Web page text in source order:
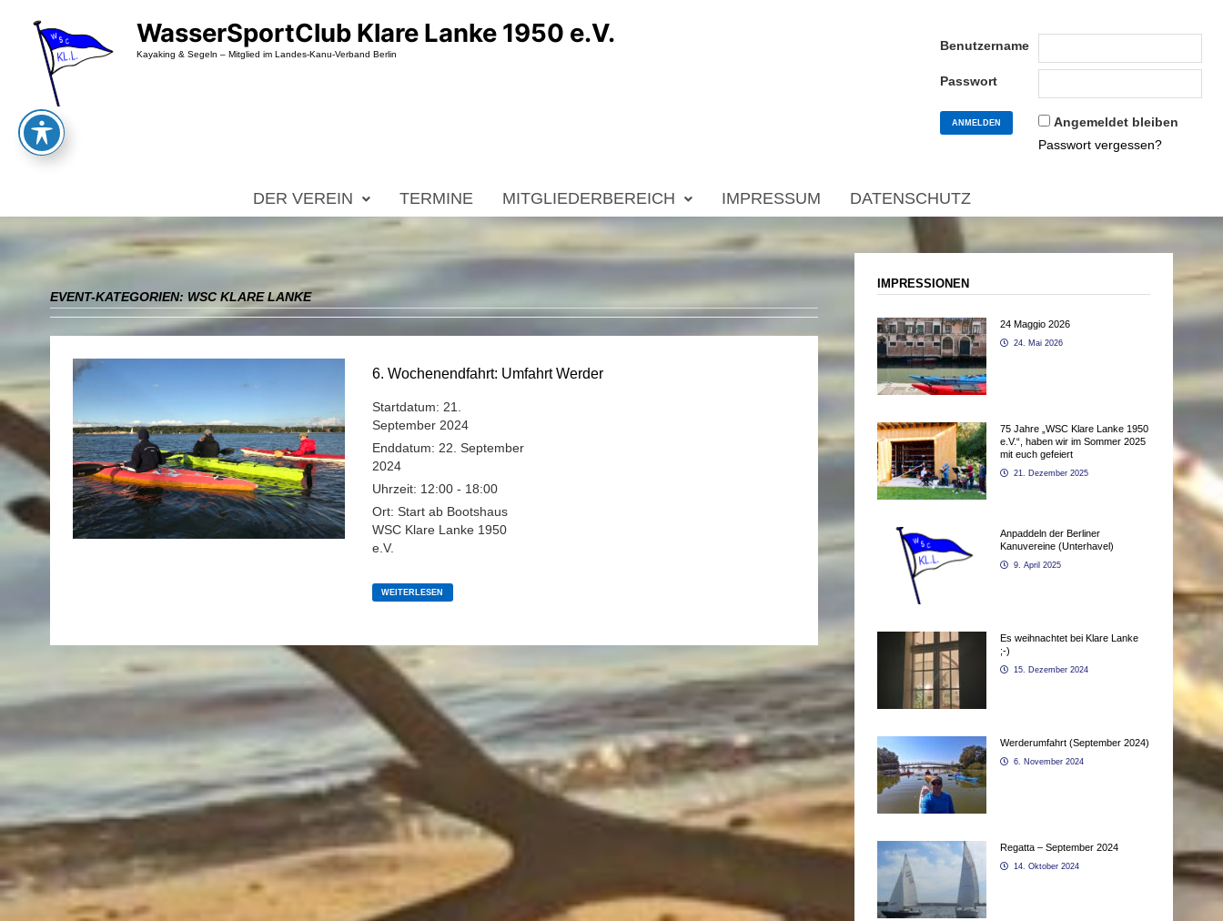
springen
WasserSportClub Klare Lanke 1950 e.V.
Kayaking & Segeln – Mitglied im Landes-Kanu-Verband Berlin
Benutzername
Passwort
Angemeldet bleiben
Passwort vergessen?
DER VEREIN TERMINE MITGLIEDERBEREICH IMPRESSUM DATENSCHUTZ
EVENT-KATEGORIEN: WSC KLARE LANKE
6. Wochenendfahrt: Umfahrt Werder
Startdatum: 21.
September 2024
Enddatum: 22. September
2024
Uhrzeit: 12:00 - 18:00
Ort: Start ab Bootshaus
WSC Klare Lanke 1950
e.V.
6.
WOCHENENDFAHRT:
WEITERLESEN
IMPRESSIONEN
24 Maggio 2026
24. Mai 2026
75 Jahre „WSC Klare Lanke 1950
e.V.“, haben wir im Sommer 2025
mit euch gefeiert
21. Dezember 2025
Anpaddeln der Berliner
Kanuvereine (Unterhavel)
9. April 2025
Es weihnachtet bei Klare Lanke
;-)
15. Dezember 2024
Werderumfahrt (September 2024)
6. November 2024
Regatta – September 2024
14. Oktober 2024